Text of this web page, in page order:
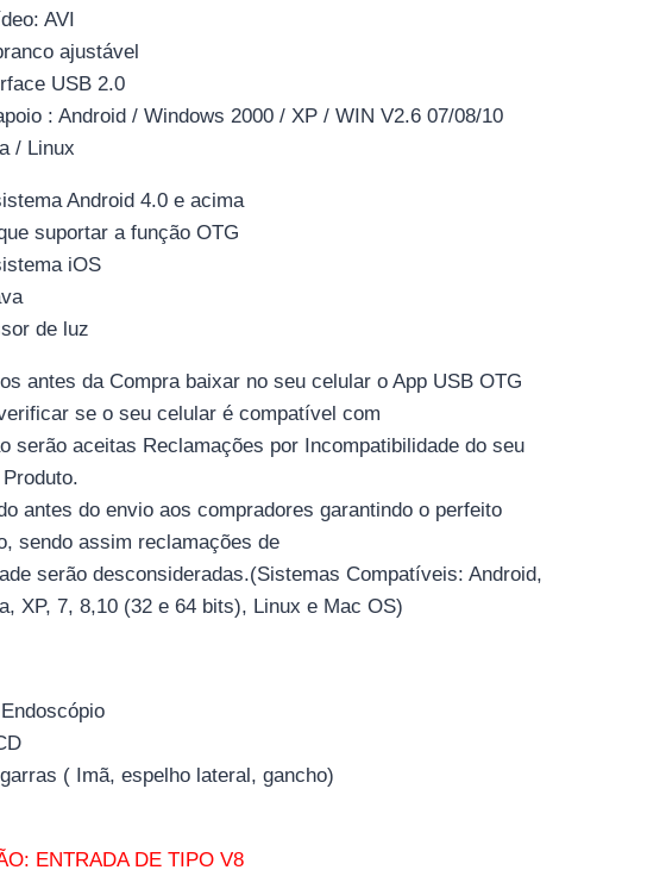
AVI
ajustável
USB 2.0
: Android / Windows 2000 / XP / WIN V2.6 07/08/10
/ Linux
Android 4.0 e acima
suportar a função OTG
iOS
de luz
antes da Compra baixar no seu celular o App USB OTG
se o seu celular é compatível com
serão aceitas Reclamações por Incompatibilidade do seu
antes do envio aos compradores garantindo o perfeito
sendo assim reclamações de
serão desconsideradas.(Sistemas Compatíveis: Android,
XP, 7, 8,10 (32 e 64 bits), Linux e Mac OS)
( Imã, espelho lateral, gancho)
ENTRADA DE TIPO V8